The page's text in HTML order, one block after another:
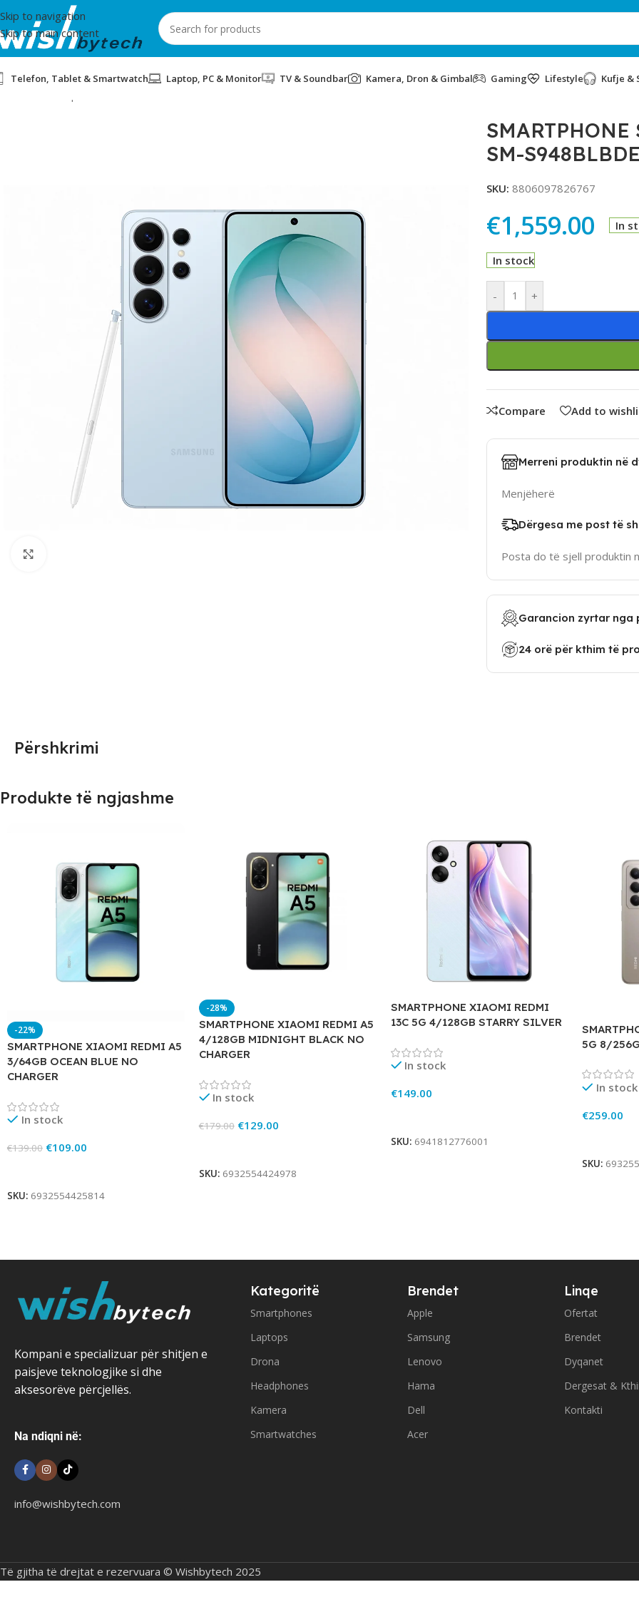
Skip to navigation
Skip to main content
Telefon, Tablet & Smartwatch Laptop, PC & Monitor TV & Soundbar Kamera, Dron & Gimbal Gaming Lifestyle Kufje &
SMARTPHONE
SM-
SKU: 8806097826767
€1,559.00 In
In stock
- +
Alternative:
Compare Add to
Merreni produktin në
Menjëherë
Dërgesa me post të
Posta do të sjell produktin
Garancion zyrtar nga
24 orë për kthim të
Përshkrimi
Produkte të ngjashme
-22%
SMARTPHONE XIAOMI REDMI A5
3/64GB OCEAN BLUE NO
CHARGER
In stock
€139.00 €109.00
SKU: 6932554425814
-28%
SMARTPHONE XIAOMI REDMI A5
4/128GB MIDNIGHT BLACK NO
CHARGER
In stock
€179.00 €129.00
SKU: 6932554424978
SMARTPHONE XIAOMI REDMI
13C 5G 4/128GB STARRY SILVER
In stock
€149.00
SKU: 6941812776001
5G 8/
In stock
€259.00
SKU:
Kompani e specializuar për shitjen e
paisjeve teknologjike si dhe
aksesorëve përcjellës.
Na ndiqni në:
info@wishbytech.com
Kategoritë
Smartphones
Laptops
Drona
Headphones
Kamera
Smartwatches
Brendet
Apple
Samsung
Lenovo
Hama
Dell
Acer
Linqe
Ofertat
Brendet
Dyqanet
Dergesat &
Kontakti
Të gjitha të drejtat e rezervuara © Wishbytech 2025